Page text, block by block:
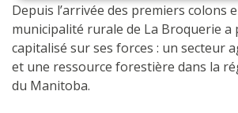
Depuis l’arrivée des premiers colons
municipalité rurale de La Broquerie a
capitalisé sur ses forces : un secteur
et une ressource forestière dans la
du Manitoba.